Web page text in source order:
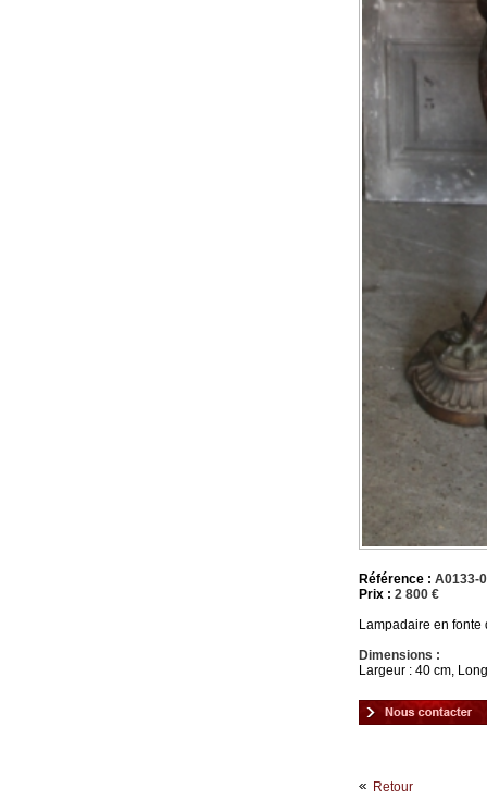
Référence : A0133-
Prix : 2 800 €
Lampadaire en fonte
Dimensions :
Largeur : 40 cm,
Retour